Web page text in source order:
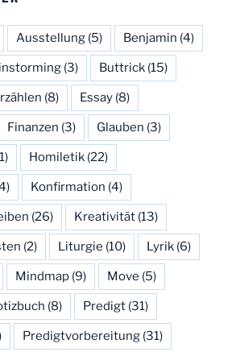
Ausstellung (5) Benjamin (4)
(3) Buttrick (15)
(8) Essay (8)
Finanzen (3) Glauben (3)
Homiletik (22)
Konfirmation (4)
(26) Kreativität (13)
(2) Liturgie (10) Lyrik (6)
Mindmap (9) Move (5)
(8) Predigt (31)
Predigtvorbereitung (31)